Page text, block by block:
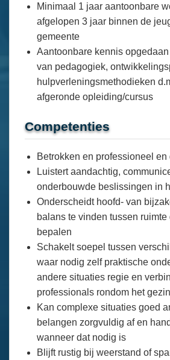
Minimaal 1 jaar aantoonbare
afgelopen 3 jaar binnen de
gemeente
Aantoonbare kennis
van pedagogiek,
hulpverleningsmethodieken
afgeronde opleiding/cursus
Competenties
Betrokken en professioneel en
Luistert aandachtig,
onderbouwde beslissingen in
Onderscheidt hoofd- van
balans te vinden tussen
bepalen
Schakelt soepel tussen
waar nodig zelf praktische
andere situaties regie en
professionals rondom het gezin
Kan complexe situaties goed
belangen zorgvuldig af en
wanneer dat nodig is
Blijft rustig bij weerstand of